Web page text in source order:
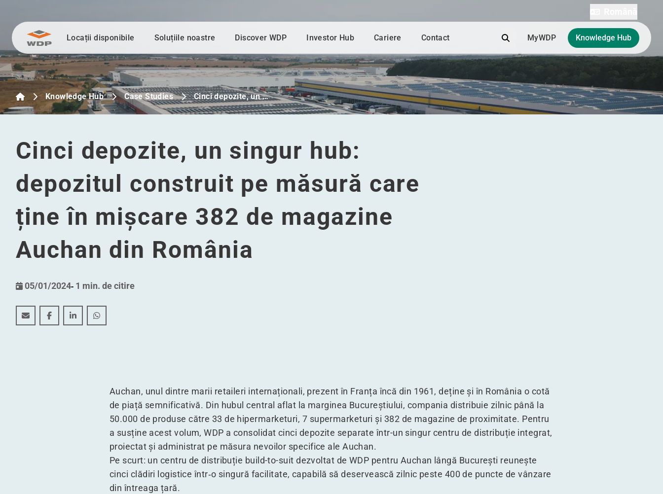
Sari la conținutLocații disponibile Soluțiile noastre Discover WDP Investor Hub Cariere Contact Căutare
MyWDP Knowledge Hub
Knowledge Hub Case Studies Cinci depozite, un …
Cinci depozite, un singur hub:
depozitul construit pe măsură care
ține în mișcare 382 de magazine
Auchan din România
05/01/2024- 1 min. de citire
Cinci depozite, un singur hub: depozitul construit pe măsură care ține în mișcare 382 de magazine Auchan din România
Cinci depozite, un singur hub: depozitul construit pe măsură care ține în mișcare 382 de magazine Auchan din România
Cinci depozite, un singur hub: depozitul construit pe măsură care ține în mișcare 382 de magazine Auchan din România
Cinci depozite, un singur hub: depozitul construit pe măsură care ține în mișcare 382 de magazine Auchan din România
Auchan, unul dintre marii retaileri internaționali, prezent în Franța încă din 1961, deține și în România o cotă
de piață semnificativă. Din hubul central aflat la marginea Bucureștiului, compania distribuie zilnic până la
50.000 de produse către 33 de hipermarketuri, 7 supermarketuri și 382 de magazine de proximitate. Pentru
a susține acest volum, WDP a consolidat cinci depozite separate într-un singur centru de distribuție integrat,
proiectat și administrat pe măsura nevoilor specifice ale Auchan.
Pe scurt: un centru de distribuție build-to-suit dezvoltat de WDP pentru Auchan lângă București reunește
cinci clădiri logistice într‑o singură facilitate, capabilă să deservească zilnic peste 400 de puncte de vânzare
din întreaga țară.